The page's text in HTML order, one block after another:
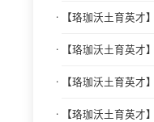
· 【珞珈沃土育英才
· 【珞珈沃土育英才
· 【珞珈沃土育英才
· 【珞珈沃土育英才